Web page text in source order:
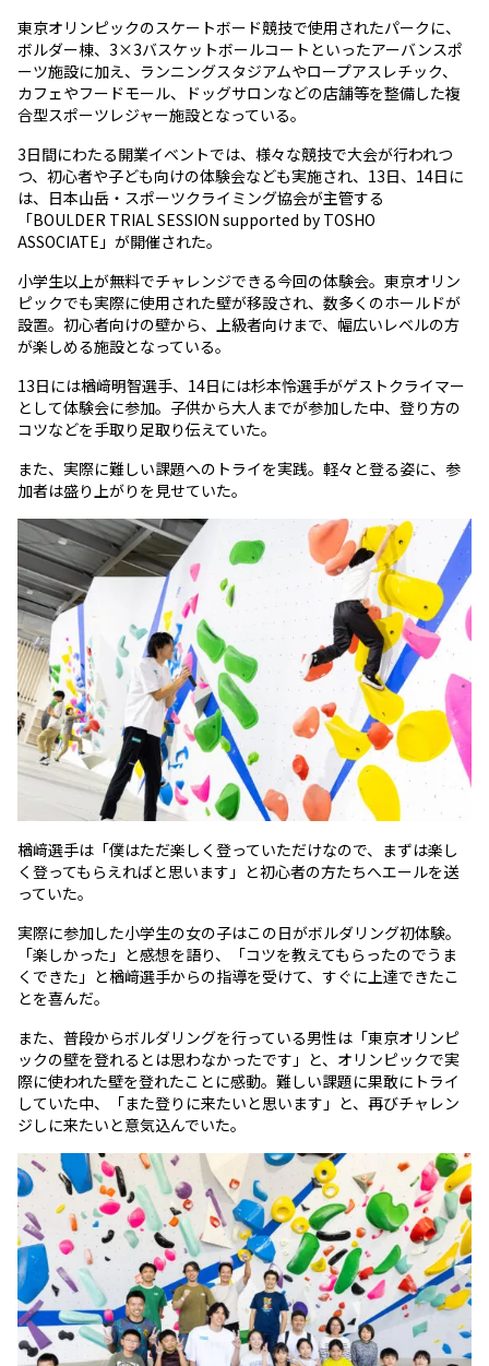
東京オリンピックのスケートボード競技で使用されたパークに、
ボルダー棟、3×3バスケットボールコートといったアーバンスポ
ーツ施設に加え、ランニングスタジアムやロープアスレチック、
カフェやフードモール、ドッグサロンなどの店舗等を整備した複
合型スポーツレジャー施設となっている。
3日間にわたる開業イベントでは、様々な競技で大会が行われつ
つ、初心者や子ども向けの体験会なども実施され、13日、14日に
は、日本山岳・スポーツクライミング協会が主管する
「BOULDER TRIAL SESSION supported by TOSHO
ASSOCIATE」が開催された。
小学生以上が無料でチャレンジできる今回の体験会。東京オリン
ピックでも実際に使用された壁が移設され、数多くのホールドが
設置。初心者向けの壁から、上級者向けまで、幅広いレベルの方
が楽しめる施設となっている。
13日には楢﨑明智選手、14日には杉本怜選手がゲストクライマー
として体験会に参加。子供から大人までが参加した中、登り方の
コツなどを手取り足取り伝えていた。
また、実際に難しい課題へのトライを実践。軽々と登る姿に、参
加者は盛り上がりを見せていた。
楢﨑選手は「僕はただ楽しく登っていただけなので、まずは楽し
く登ってもらえればと思います」と初心者の方たちへエールを送
っていた。
実際に参加した小学生の女の子はこの日がボルダリング初体験。
「楽しかった」と感想を語り、「コツを教えてもらったのでうま
くできた」と楢﨑選手からの指導を受けて、すぐに上達できたこ
とを喜んだ。
また、普段からボルダリングを行っている男性は「東京オリンピ
ックの壁を登れるとは思わなかったです」と、オリンピックで実
際に使われた壁を登れたことに感動。難しい課題に果敢にトライ
していた中、「また登りに来たいと思います」と、再びチャレン
ジしに来たいと意気込んでいた。